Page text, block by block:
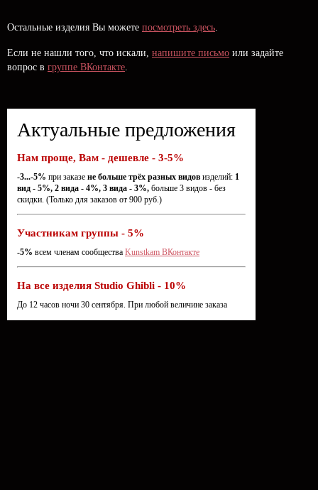
Остальные изделия Вы можете посмотреть здесь.
Если не нашли того, что искали, напишите письмо или задайте
вопрос в группе ВКонтакте.
Актуальные предложения
Нам проще, Вам - дешевле - 3-5%
-3...-5% при заказе не больше трёх разных видов изделий: 1
вид - 5%, 2 вида - 4%, 3 вида - 3%, больше 3 видов - без
скидки. (Только для заказов от 900 руб.)
Участникам группы - 5%
-5% всем членам сообщества Kunstkam ВКонтакте
На все изделия Studio Ghibli - 10%
До 12 часов ночи 30 сентября. При любой величине заказа